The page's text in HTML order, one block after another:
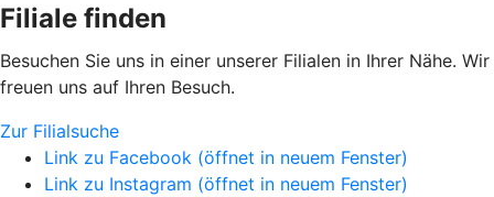
Filiale finden
Besuchen Sie uns in einer unserer Filialen in Ihrer Nähe. Wir
freuen uns auf Ihren Besuch.
Zur Filialsuche
Link zu Facebook (öffnet in neuem Fenster)
Link zu Instagram (öffnet in neuem Fenster)